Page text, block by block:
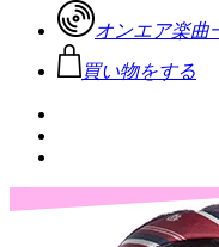
オンエア楽曲
買い物をする